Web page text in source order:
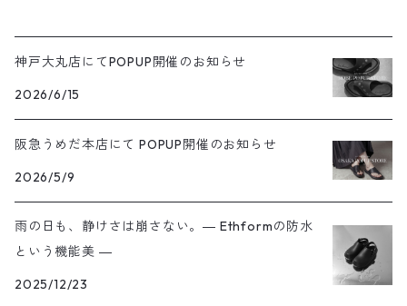
神戸大丸店にてPOPUP開催のお知らせ
2026/6/15
阪急うめだ本店にて POPUP開催のお知らせ
2026/5/9
雨の日も、静けさは崩さない。― Ethformの防水
という機能美 ―
2025/12/23